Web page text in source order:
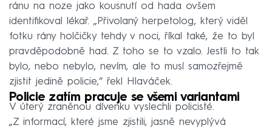
ránu na noze jako kousnutí od hada ovšem
identifikoval lékař. „Přivolaný herpetolog, který viděl
fotku rány holčičky tehdy v noci, říkal také, že to byl
pravděpodobně had. Z toho se to vzalo. Jestli to tak
bylo, nebo nebylo, nevím, ale to musí samozřejmě
zjistit jedině policie,“ řekl Hlaváček.
Policie zatím pracuje se všemi variantami
V úterý zraněnou dívenku vyslechli policisté.
„Z informací, které jsme zjistili, jasně nevyplývá